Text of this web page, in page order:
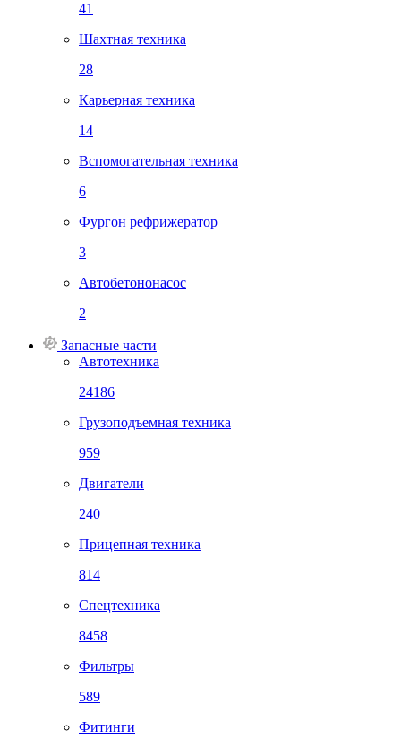
41
Шахтная техника
28
Карьерная техника
14
Вспомогательная техника
6
Фургон рефрижератор
3
Автобетононасос
2
Запасные части
Автотехника
24186
Грузоподъемная техника
959
Двигатели
240
Прицепная техника
814
Спецтехника
8458
Фильтры
589
Фитинги